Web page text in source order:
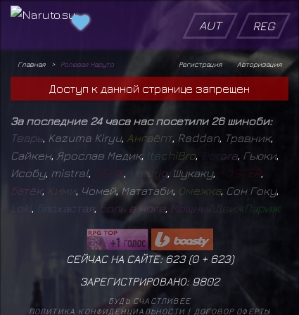
AUT REG
Главная Ролевая Наруто Авторизация
Регистрация
Доступ к данной странице запрещен
За последние 24 часа нас посетили 26 шиноби:
Тварь Kazuma Kiryu, Ангаёпт, Raddan Травник,
Сайкен, Ярослав Медик, ItachiBro D orora Гьюки,
Исобу, mistral DEFIX, lurio Шукаку, OSTER,
Батёк, Кими Чомей, Мататаби, Омежка, Сон Гоку,
L oki, Блохастая, боль в ноге Мощный ижПариж
СЕЙЧАС НА САЙТЕ: 623 (0+ 623)
ЗАРЕГИСТРИРОВАНО: 9802
БУДЬ СЧАСТЛИВЕЕ
ПОЛИТИКА КОНФИДЕНЦИАЛЬНОСТИ| ДОГОВОР ОФЕРТЫ